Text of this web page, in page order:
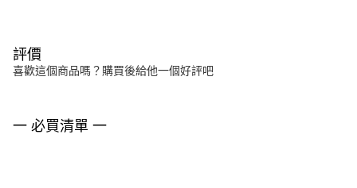
評價
喜歡這個商品嗎？購買後給他一個好評吧
一 必買清單 一